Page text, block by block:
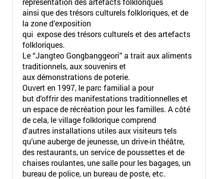
ainsi que des trésors culturels folkloriques, et de
la zone d’exposition
qui expose des trésors culturels et des artefacts
folkloriques.
Le “Jangteo Gongbanggeori” a trait aux aliments
traditionnels, aux souvenirs et
aux démonstrations de poterie.
Ouvert en 1997, le parc familial a pour
but d'offrir des manifestations traditionnelles et
un espace de récréation pour les familles. A côté
de cela, le village folklorique comprend
d'autres installations utiles aux visiteurs tels
qu’une auberge de jeunesse, un drive-in théâtre,
des restaurants, un service de poussettes et de
chaises roulantes, une salle pour les bagages, un
bureau de police, un bureau de poste, etc.